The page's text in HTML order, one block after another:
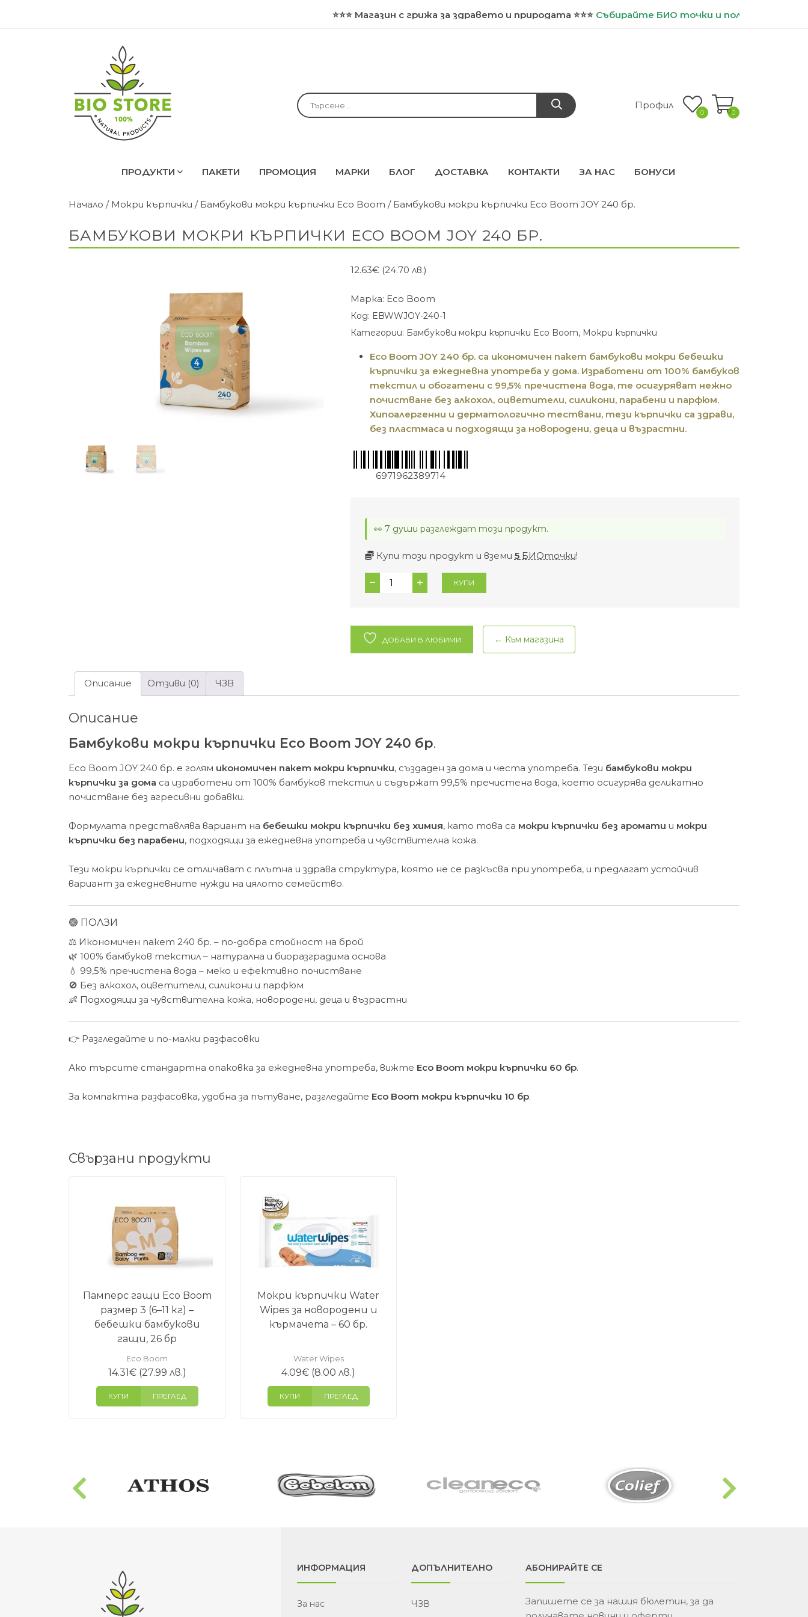
⭐⭐⭐ Магазин с грижа за здравето и природата ⭐⭐⭐СъбирайтеБИО точки и ползвайте
Профил
0 0
ПРОДУКТИ ПАКЕТИ ПРОМОЦИЯ МАРКИ БЛОГ ДОСТАВКА КОНТАКТИ ЗА НАС БОНУСИ
Начало / Мокри кърпички / Бамбукови мокри кърпички Eco Boom / Бамбукови мокри кърпички Eco Boom JOY 240 бр.
БАМБУКОВИ МОКРИ КЪРПИЧКИ ECO BOOM JOY 240 БР.
12.63€ (24.70 лв.)
Марка: Eco Boom
Код: EBWWJOY-240-1
Категории: Бамбукови мокри кърпички Eco Boom, Мокри кърпички
Eco Boom JOY 240 бр. са икономичен пакет бамбукови мокри бебешки
кърпички за ежедневна употреба у дома. Изработени от 100% бамбуков
текстил и обогатени с 99,5% пречистена вода, те осигуряват нежно
почистване без алкохол, оцветители, силикони, парабени и парфюм.
Хипоалергенни и дерматологично тествани, тези кърпички са здрави,
без пластмаса и подходящи за новородени, деца и възрастни.
6971962389714
👀 7 души разглеждат този продукт.
Купи този продукт и вземи 5БИОточки!
количество
за
кърпички
Eco
240
КУПИ
ДОБАВИ В ЛЮБИМИ ← Към магазина
Описание Отзиви (0) ЧЗВ
Описание
Бамбукови мокри кърпички Eco Boom JOY 240 бр.
Eco Boom JOY 240 бр. е голям икономичен пакет мокри кърпички, създаден за дома и честа употреба. Тези бамбукови мокри
кърпички за дома са изработени от 100% бамбуков текстил и съдържат 99,5% пречистена вода, което осигурява деликатно
почистване без агресивни добавки.
Формулата представлява вариант на бебешки мокри кърпички без химия, като това са мокри кърпички без аромати и мокри
кърпички без парабени, подходящи за ежедневна употреба и чувствителна кожа.
Тези мокри кърпички се отличават с плътна и здрава структура, която не се разкъсва при употреба, и предлагат устойчив
вариант за ежедневните нужди на цялото семейство.
🟢 ПОЛЗИ
⚖️ Икономичен пакет 240 бр. – по-добра стойност на брой
🌿 100% бамбуков текстил – натурална и биоразградима основа
💧 99,5% пречистена вода – меко и ефективно почистване
🚫 Без алкохол, оцветители, силикони и парфюм
👶 Подходящи за чувствителна кожа, новородени, деца и възрастни
👉 Разгледайте и по-малки разфасовки
Ако търсите стандартна опаковка за ежедневна употреба, вижте Eco Boom мокри кърпички 60 бр.
За компактна разфасовка, удобна за пътуване, разгледайте Eco Boom мокри кърпички 10 бр.
Свързани продукти
Памперс гащи Eco Boom
размер 3 (6–11 кг) –
бебешки бамбукови
гащи, 26 бр
Eco Boom
14.31€(27.99 лв.)
КУПИ ПРЕГЛЕД
Мокри кърпички Water
Wipes за новородени и
кърмачета – 60 бр.
Water Wipes
4.09€ (8.00 лв.)
КУПИ ПРЕГЛЕД
ИНФОРМАЦИЯ
За нас
ДОПЪЛНИТЕЛНО
ЧЗВ
АБОНИРАЙТЕ СЕ
Запишете се за нашия бюлетин, за да